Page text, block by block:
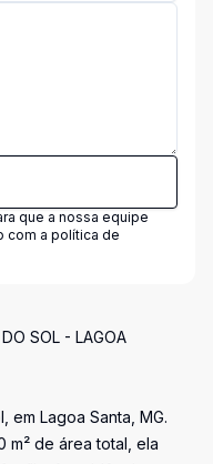
que a nossa equipe
com a política de
SOL - LAGOA
em Lagoa Santa, MG.
m² de área total, ela